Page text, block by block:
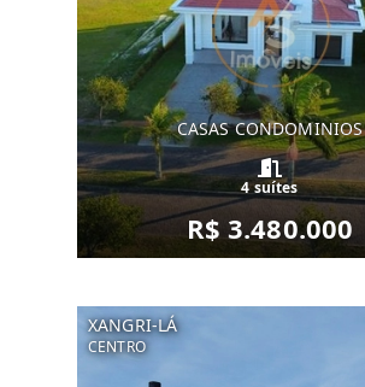
CASAS CONDOMINIOS
4 suítes
R$ 3.480.000
XANGRI-LÁ
CENTRO